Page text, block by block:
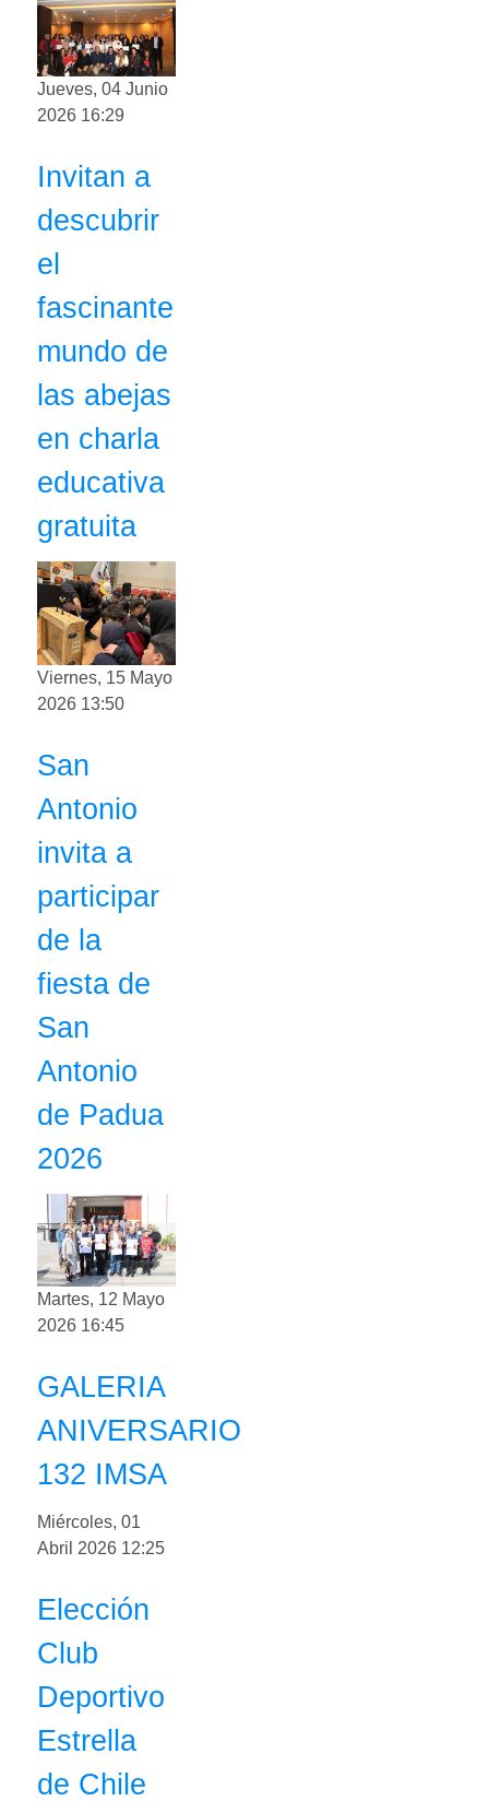
Jueves, 04 Junio
2026 16:29
Invitan a
descubrir
el
fascinante
mundo de
las abejas
en charla
educativa
gratuita
Viernes, 15 Mayo
2026 13:50
San
Antonio
invita a
participar
de la
fiesta de
San
Antonio
de Padua
2026
Martes, 12 Mayo
2026 16:45
GALERIA
ANIVERSARIO
132 IMSA
Miércoles, 01
Abril 2026 12:25
Elección
Club
Deportivo
Estrella
de Chile